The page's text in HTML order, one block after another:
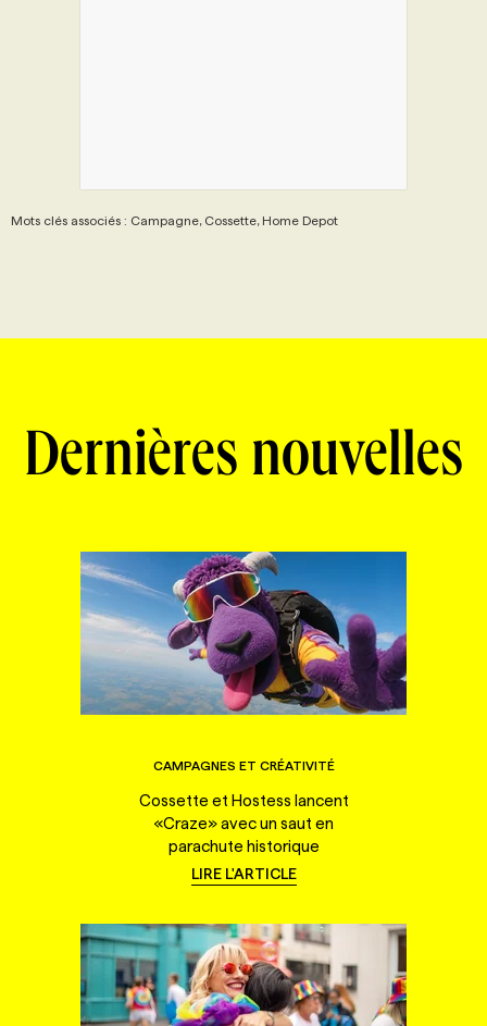
Mots clés associés : Campagne, Cossette, Home Depot
Dernières nouvelles
CAMPAGNES ET CRÉATIVITÉ
Cossette et Hostess lancent
«Craze» avec un saut en
parachute historique
LIRE L'ARTICLE